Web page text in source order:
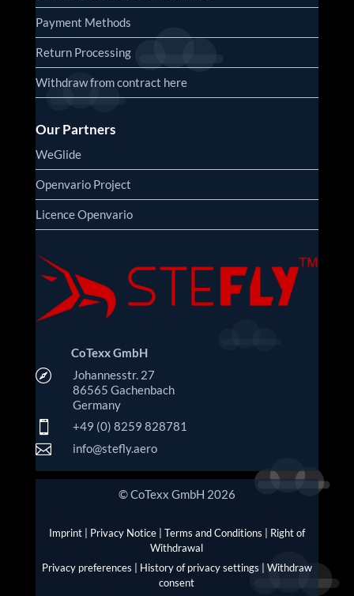
Payment Methods
Return Processing
Withdraw from contract here
Our Partners
WeGlide
Openvario Project
Licence Openvario
CoTexx GmbH

Johannesstr. 27
86565 Gachenbach
Germany
 +49 (0) 8259 828781
 info@stefly.aero
© CoTexx GmbH 2026
Imprint| Privacy Notice| Terms and Conditions
Right of
Withdrawal
Privacy preferences
History of privacy settings
Withdraw
consent